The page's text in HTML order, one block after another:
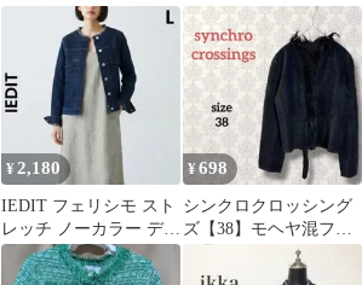
ャケット フリンジ
XXL モノトーン
¥2,180
IEDIT フェリシモ スト
レッチ ノーカラー デニ
ムジャケット フリンジ
¥698
シンクロクロッシング
ズ【38】モヘヤ混ファ
ー付ジャケット フリン
ジ カエレガント